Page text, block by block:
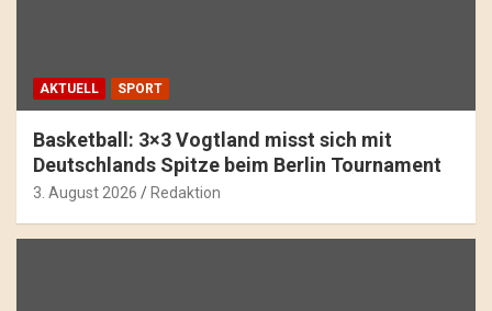
AKTUELL SPORT
Basketball: 3×3 Vogtland misst sich mit
Deutschlands Spitze beim Berlin Tournament
3. August 2026 Redaktion